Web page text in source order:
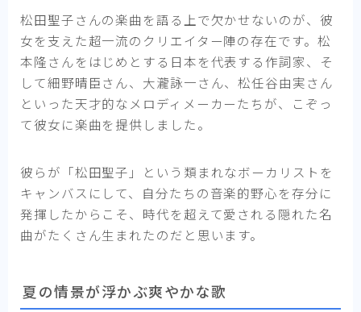
松田聖子さんの楽曲を語る上で欠かせないのが、彼
女を支えた超一流のクリエイター陣の存在です。松
本隆さんをはじめとする日本を代表する作詞家、そ
して細野晴臣さん、大瀧詠一さん、松任谷由実さん
といった天才的なメロディメーカーたちが、こぞっ
て彼女に楽曲を提供しました。
彼らが「松田聖子」という類まれなボーカリストを
キャンバスにして、自分たちの音楽的野心を存分に
発揮したからこそ、時代を超えて愛される隠れた名
曲がたくさん生まれたのだと思います。
夏の情景が浮かぶ爽やかな歌